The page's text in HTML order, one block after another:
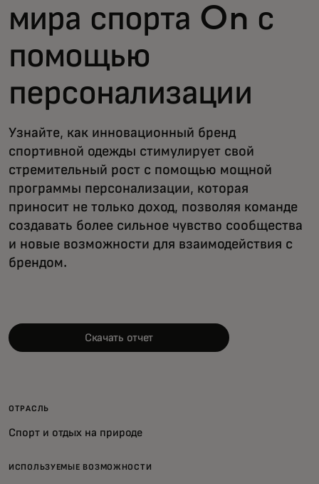
мира спорта On с
помощью
персонализации
Узнайте, как инновационный бренд
спортивной одежды стимулирует свой
стремительный рост с помощью мощной
программы персонализации, которая
приносит не только доход, позволяя команде
создавать более сильное чувство сообщества
и новые возможности для взаимодействия с
брендом.
Скачать отчет
ОТРАСЛЬ
Спорт и отдых на природе
ИСПОЛЬЗУЕМЫЕ ВОЗМОЖНОСТИ